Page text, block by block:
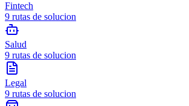
Fintech
9 rutas de solucion
Salud
9 rutas de solucion
Legal
9 rutas de solucion